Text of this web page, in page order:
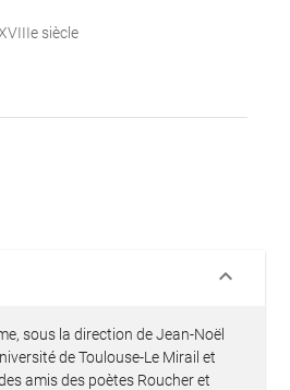
siècle
keyboard_arrow_down
sous la direction de Jean-Noël
de Toulouse-Le Mirail et
amis des poètes Roucher et